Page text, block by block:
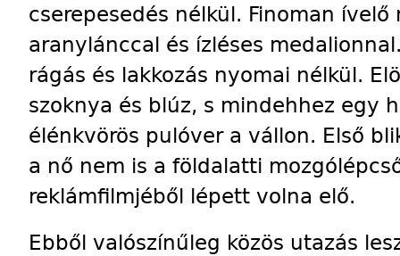
cserepesedés nélkül. Finoman
aranylánccal és ízléses
rágás és lakkozás nyomai nélkül.
szoknya és blúz, s mindehhez egy
élénkvörös pulóver a vállon. Első
a nő nem is a földalatti
reklámfilmjéből lépett volna elő.
Ebből valószínűleg közös utazás